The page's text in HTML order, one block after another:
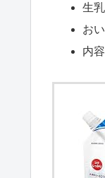
生
お
内